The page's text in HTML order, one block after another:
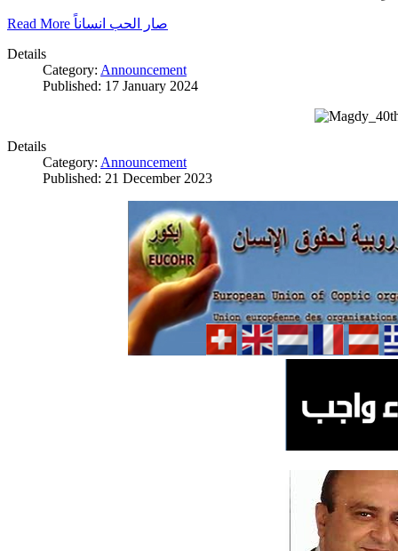
Read More صار الحب انساناً
Details
Category: Announcement
Published: 17 January 2024
Details
Category: Announcement
Published: 21 December 2023